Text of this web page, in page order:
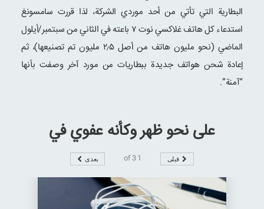
البطارية التي تأتي من أحد موردي الشركة، لذا قررت سامسونغ
استدعاء كل هاتف غلاكسي نوت ۷ باعته في الثاني من سبتمبر/أيلول
الماضي (نحو مليون هاتف من أصل ۲٫۵ مليون تم تصنيعها)، ثم
إعادة شحن هواتف جديدة ببطاريات من مورد آخر وصفت بأنها
“آمنة”.
على نحو ظهر وكأنه عفوي في
قبلی 1
of
3 بعدی